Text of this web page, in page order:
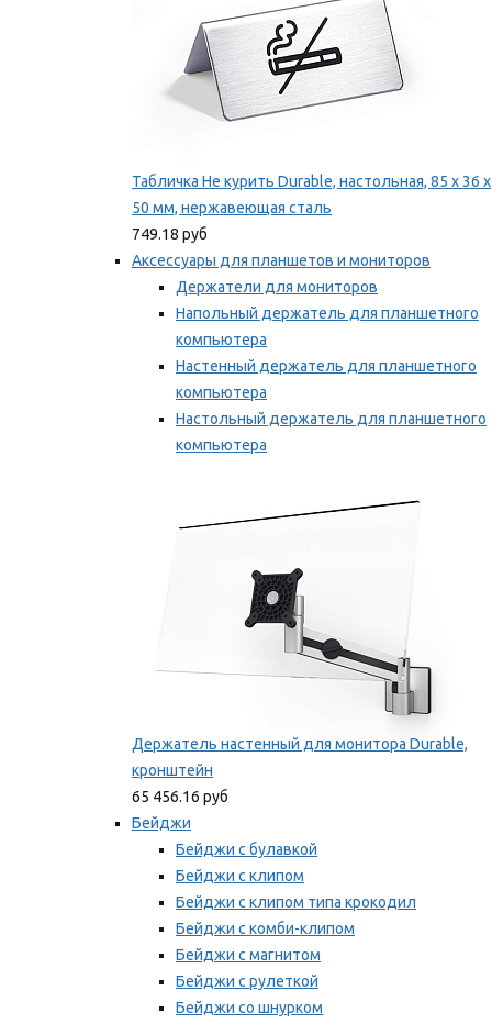
Табличка Не курить Durable, настольная, 85 x 36 x
50 мм, нержавеющая сталь
749.18 руб
Аксессуары для планшетов и мониторов
Держатели для мониторов
Напольный держатель для планшетного
компьютера
Настенный держатель для планшетного
компьютера
Настольный держатель для планшетного
компьютера
Держатель настенный для монитора Durable,
кронштейн
65 456.16 руб
Бейджи
Бейджи с булавкой
Бейджи с клипом
Бейджи с клипом типа крокодил
Бейджи с комби-клипом
Бейджи с магнитом
Бейджи с рулеткой
Бейджи со шнурком